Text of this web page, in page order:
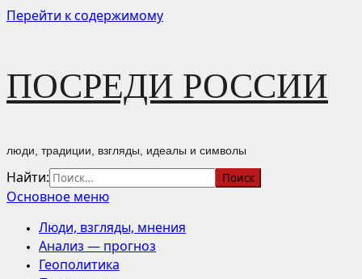
Перейти к содержимому
ПОСРЕДИ РОССИИ
люди, традиции, взгляды, идеалы и символы
Найти:
Основное меню
Люди, взгляды, мнения
Анализ — прогноз
Геополитика